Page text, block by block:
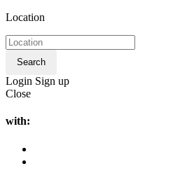
Location
Search
Login Sign up
Close
with: